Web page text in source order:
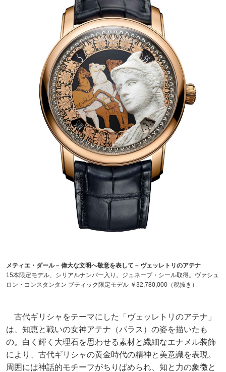
メティエ・ダール – 偉大な文明へ敬意を表して – ヴェッレトリのアテナ
15本限定モデル、シリアルナンバー入り。ジュネーブ・シール取得。ヴァシュ
ロン・コンスタンタン ブティック限定モデル ￥32,780,000（税抜き）
古代ギリシャをテーマにした「ヴェッレトリのアテナ」
は、知恵と戦いの女神アテナ（パラス）の姿を描いたも
の。白く輝く大理石を思わせる素材と繊細なエナメル装飾
により、古代ギリシャの黄金時代の精神と美意識を表現。
周囲には神話的モチーフがちりばめられ、知と力の象徴と